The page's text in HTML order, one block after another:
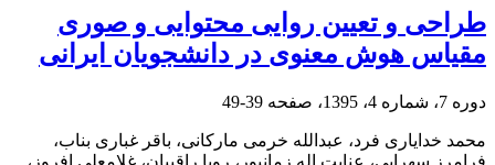
طراحی و تعیین روایی محتوایی و صوری
مقیاس هوش معنوی در دانشجویان ایرانی
دوره 7، شماره 4، 1395، صفحه 39-49
محمد خدایاری فرد، عبدالله خرمی مارکانی، باقر غباری بناب،